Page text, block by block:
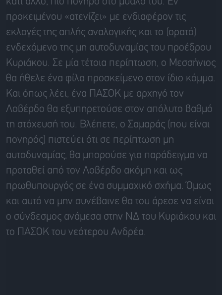
προκειμένου «ατενίζει» με ενδιαφέρον τις
εκλογές της απλής αναλογικής και το (ορατό)
ενδεχόμενο της μη αυτοδυναμίας του προέδρου
Κυριάκου. Σε μία τέτοια περίπτωση, ο Μεσσήνιος
θα ήθελε ένα φίλα προσκείμενο στον ίδιο κόμμα.
Και όπως λέει, ένα ΠΑΣΟΚ με αρχηγό τον
Λοβέρδο θα εξυπηρετούσε στον απόλυτο βαθμό
τη στόχευσή του. Βλέπετε, ο Σαμαράς (που είναι
πονηρός) πιστεύει ότι σε περίπτωση μη
αυτοδυναμίας, θα μπορούσε για παράδειγμα να
προταθεί από τον Λοβέρδο ακόμη και ως
πρωθυπουργός σε ένα συμμαχικό σχήμα. Όμως
και αυτό να μην συνέβαινε θα του άρεσε να είναι
ο σύνδεσμος ανάμεσα στην ΝΔ του Κυριάκου και
το ΠΑΣΟΚ του νεότερου Ανδρέα.